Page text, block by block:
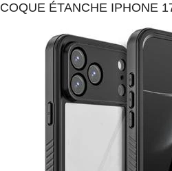
COQUE ÉTANCHE IPHONE